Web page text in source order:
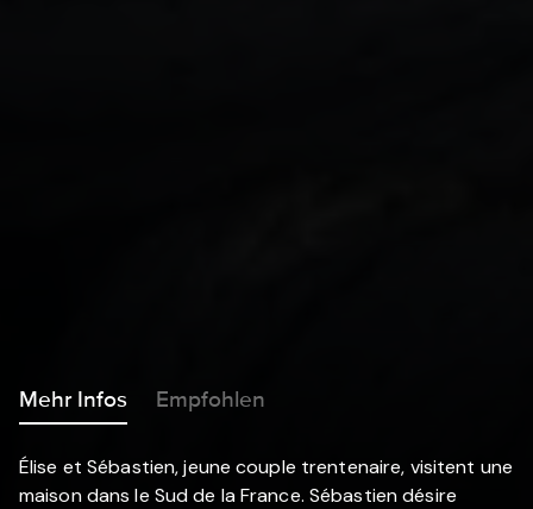
Mehr Infos Empfohlen
Élise et Sébastien, jeune couple trentenaire, visitent une
maison dans le Sud de la France. Sébastien désire